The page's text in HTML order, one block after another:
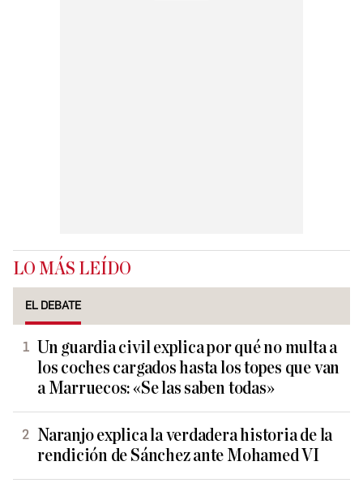
LO MÁS LEÍDO
EL DEBATE
Un guardia civil explica por qué no multa a
los coches cargados hasta los topes que van
a Marruecos: «Se las saben todas»
Naranjo explica la verdadera historia de la
rendición de Sánchez ante Mohamed VI